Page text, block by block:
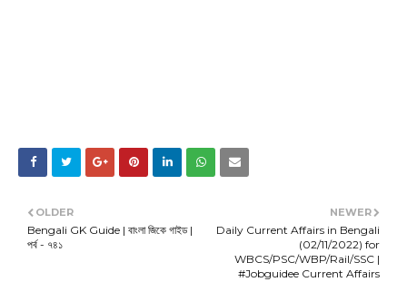
NEWER
Daily Current Affairs in Bengali
(02/11/2022) for
WBCS/PSC/WBP/Rail/SSC |
#Jobguidee Current Affairs
OLDER
Bengali GK Guide | বাংলা জিকে গাইড |
পর্ব - ৭৪১